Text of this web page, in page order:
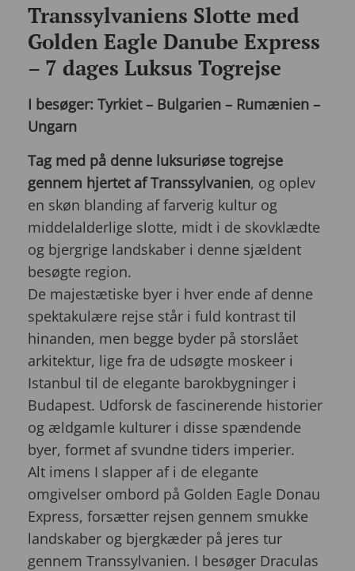
Transsylvaniens Slotte med
Golden Eagle Danube Express
– 7 dages Luksus Togrejse
I besøger: Tyrkiet – Bulgarien – Rumænien –
Ungarn
Tag med på denne luksuriøse togrejse
gennem hjertet af Transsylvanien, og oplev
en skøn blanding af farverig kultur og
middelalderlige slotte, midt i de skovklædte
og bjergrige landskaber i denne sjældent
besøgte region.
De majestætiske byer i hver ende af denne
spektakulære rejse står i fuld kontrast til
hinanden, men begge byder på storslået
arkitektur, lige fra de udsøgte moskeer i
Istanbul til de elegante barokbygninger i
Budapest. Udforsk de fascinerende historier
og ældgamle kulturer i disse spændende
byer, formet af svundne tiders imperier.
Alt imens I slapper af i de elegante
omgivelser ombord på Golden Eagle Donau
Express, forsætter rejsen gennem smukke
landskaber og bjergkæder på jeres tur
gennem Transsylvanien. I besøger Draculas